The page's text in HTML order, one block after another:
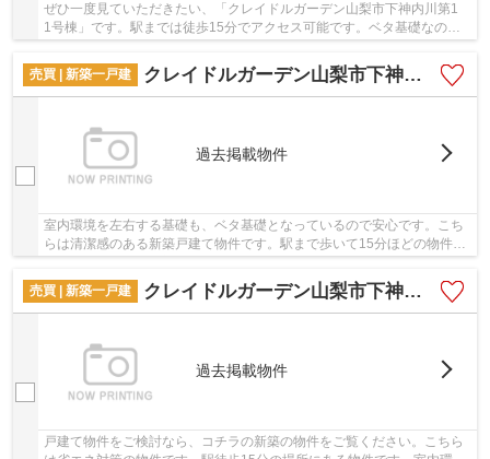
ぜひ一度見ていただきたい、「クレイドルガーデン山梨市下神内川第1
1号棟」です。駅までは徒歩15分でアクセス可能です。ベタ基礎なので
売買 | 新築一戸建
クレイドルガーデン山梨市下神内川第1 3号棟
過去掲載物件
室内環境を左右する基礎も、ベタ基礎となっているので安心です。こち
らは清潔感のある新築戸建て物件です。駅まで歩いて15分ほどの物件で
売買 | 新築一戸建
クレイドルガーデン山梨市下神内川第1 4号棟
過去掲載物件
戸建て物件をご検討なら、コチラの新築の物件をご覧ください。こちら